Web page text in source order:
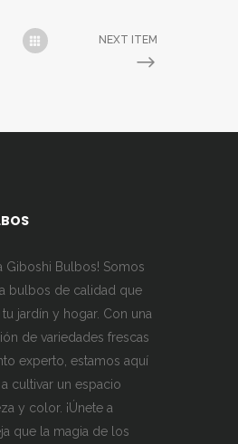
NEXT ITEM
Giboshi Bulbos! Somos
bulbos de calidad que
jardín y hogar. Con una
de variedades frescas
experto, estamos aquí
cultivar un espacio
y color. ¡Únete a
que la magia de los